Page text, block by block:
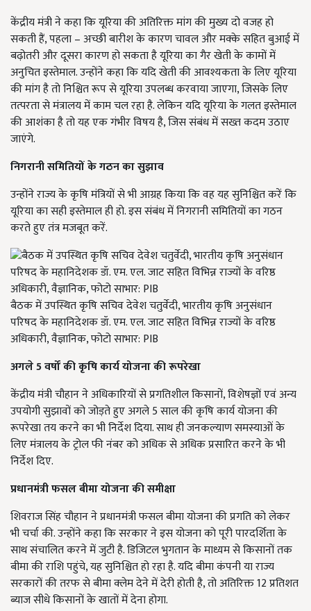
केंद्रीय मंत्री ने कहा कि यूरिया की अतिरिक्त मांग की मुख्य दो वजह हो
सकती हैं, पहला – अच्छी बारीश के कारण चावल और मक्के सहित बुआई में
बढ़ोतरी और दूसरा कारण हो सकता है यूरिया का गैर खेती के कामों में
अनुचित इस्तेमाल. उन्होंने कहा कि यदि खेती की आवश्यकता के लिए यूरिया
की मांग है तो निश्चित रूप से यूरिया उपलब्ध करवाया जाएगा, जिसके लिए
तत्परता से मंत्रालय में काम चल रहा है. लेकिन यदि यूरिया के गलत इस्तेमाल
की आशंका है तो यह एक गंभीर विषय है, जिस संबंध में सख्त कदम उठाए
जाएंगे.
निगरानी समितियों के गठन का सुझाव
उन्होंने राज्य के कृषि मंत्रियों से भी आग्रह किया कि वह यह सुनिश्चित करें कि
यूरिया का सही इस्तेमाल ही हो. इस संबंध में निगरानी समितियों का गठन
करते हुए तंत्र मजबूत करें.
बैठक में उपस्थित कृषि सचिव देवेश चतुर्वेदी, भारतीय कृषि अनुसंधान
परिषद के महानिदेशक डॉ. एम. एल. जाट सहित विभिन्न राज्यों के वरिष्ठ
अधिकारी, वैज्ञानिक, फोटो साभार: PIB
अगले 5वर्षों की कृषि कार्य योजना की रूपरेखा
केंद्रीय मंत्री चौहान ने अधिकारियों से प्रगतिशील किसानों, विशेषज्ञों एवं अन्य
उपयोगी सुझावों को जोड़ते हुए अगले 5 साल की कृषि कार्य योजना की
रूपरेखा तय करने का भी निर्देश दिया. साथ ही जनकल्याण समस्याओं के
लिए मंत्रालय के ट्रोल फी नंबर को अधिक से अधिक प्रसारित करने के भी
निर्देश दिए.
प्रधानमंत्री फसल बीमा योजना की समीक्षा
शिवराज सिंह चौहान ने प्रधानमंत्री फसल बीमा योजना की प्रगति को लेकर
भी चर्चा की. उन्होंने कहा कि सरकार ने इस योजना को पूरी पारदर्शिता के
साथ संचालित करने में जुटी है. डिजिटल भुगतान के माध्यम से किसानों तक
बीमा की राशि पहुंचे, यह सुनिश्चित हो रहा है. यदि बीमा कंपनी या राज्य
सरकारों की तरफ से बीमा क्लेम देने में देरी होती है, तो अतिरिक्त 12 प्रतिशत
ब्याज सीधे किसानों के खातों में देना होगा.